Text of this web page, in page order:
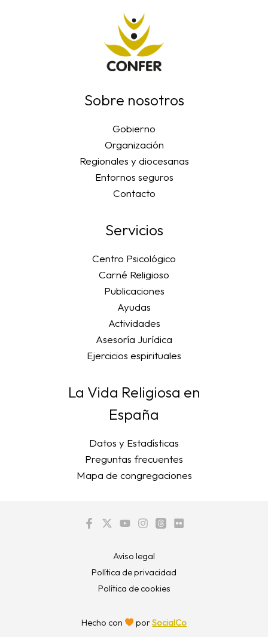
Sobre nosotros
Gobierno
Organización
Regionales y diocesanas
Entornos seguros
Contacto
Servicios
Centro Psicológico
Carné Religioso
Publicaciones
Ayudas
Actividades
Asesoría Jurídica
Ejercicios espirituales
La Vida Religiosa en
España
Datos y Estadísticas
Preguntas frecuentes
Mapa de congregaciones
Aviso legal
Política de privacidad
Política de cookies
Hecho con porSocialCo